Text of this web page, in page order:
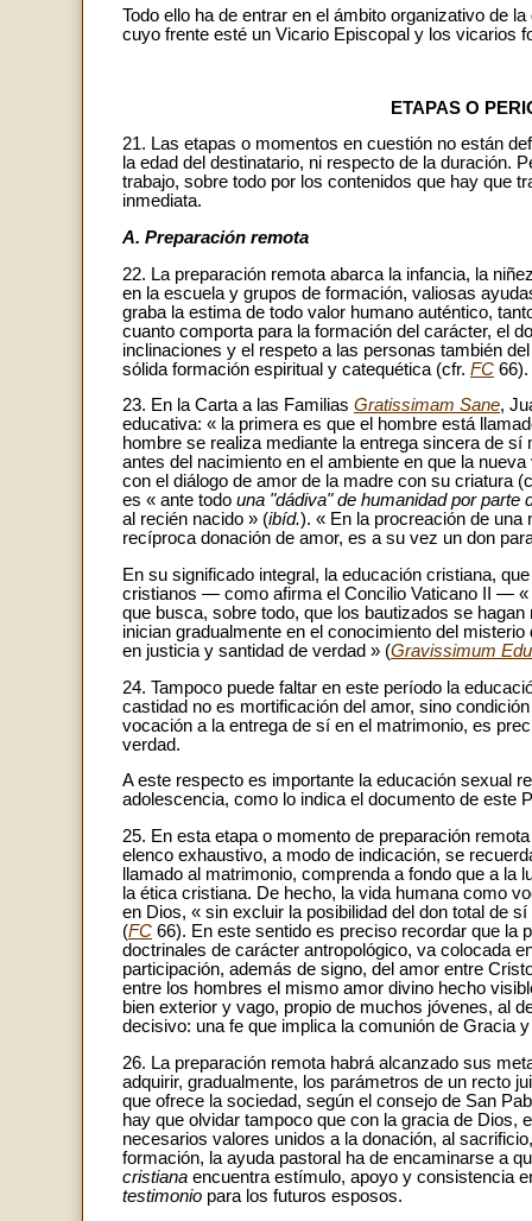
Todo ello ha de entrar en el ámbito organizativo de
cuyo frente esté un Vicario Episcopal y los vicarios
ETAPAS O
21. Las etapas o momentos en cuestión no están
la edad del destinatario, ni respecto de la duración.
trabajo, sobre todo por los contenidos que hay que
inmediata.
A. Preparación remota
22. La preparación remota abarca la infancia, la
en la escuela y grupos de formación, valiosas
graba la estima de todo valor humano auténtico,
cuanto comporta para la formación del carácter, el
inclinaciones y el respeto a las personas también
sólida formación espiritual y catequética (cfr. FC 66).
23. En la Carta a las Familias Gratissimam Sane,
educativa: « la primera es que el hombre está
hombre se realiza mediante la entrega sincera de
antes del nacimiento en el ambiente en que la
con el diálogo de amor de la madre con su criatura
es « ante todo una "dádiva" de humanidad por parte
al recién nacido » (ibíd.). « En la procreación de una
recíproca donación de amor, es a su vez un don
En su significado integral, la educación cristiana,
cristianos — como afirma el Concilio Vaticano II — «
que busca, sobre todo, que los bautizados se
inician gradualmente en el conocimiento del
en justicia y santidad de verdad » (Gravissimum
24. Tampoco puede faltar en este período la
castidad no es mortificación del amor, sino
vocación a la entrega de sí en el matrimonio, es
verdad.
A este respecto es importante la educación sexual
adolescencia, como lo indica el documento de este
25. En esta etapa o momento de preparación
elenco exhaustivo, a modo de indicación, se
llamado al matrimonio, comprenda a fondo que a
la ética cristiana. De hecho, la vida humana como
en Dios, « sin excluir la posibilidad del don total de
(FC 66). En este sentido es preciso recordar que la
doctrinales de carácter antropológico, va colocada
participación, además de signo, del amor entre
entre los hombres el mismo amor divino hecho
bien exterior y vago, propio de muchos jóvenes, al
decisivo: una fe que implica la comunión de Gracia
26. La preparación remota habrá alcanzado sus
adquirir, gradualmente, los parámetros de un recto
que ofrece la sociedad, según el consejo de San
hay que olvidar tampoco que con la gracia de
necesarios valores unidos a la donación, al
formación, la ayuda pastoral ha de encaminarse a
cristiana encuentra estímulo, apoyo y consistencia
testimonio para los futuros esposos.